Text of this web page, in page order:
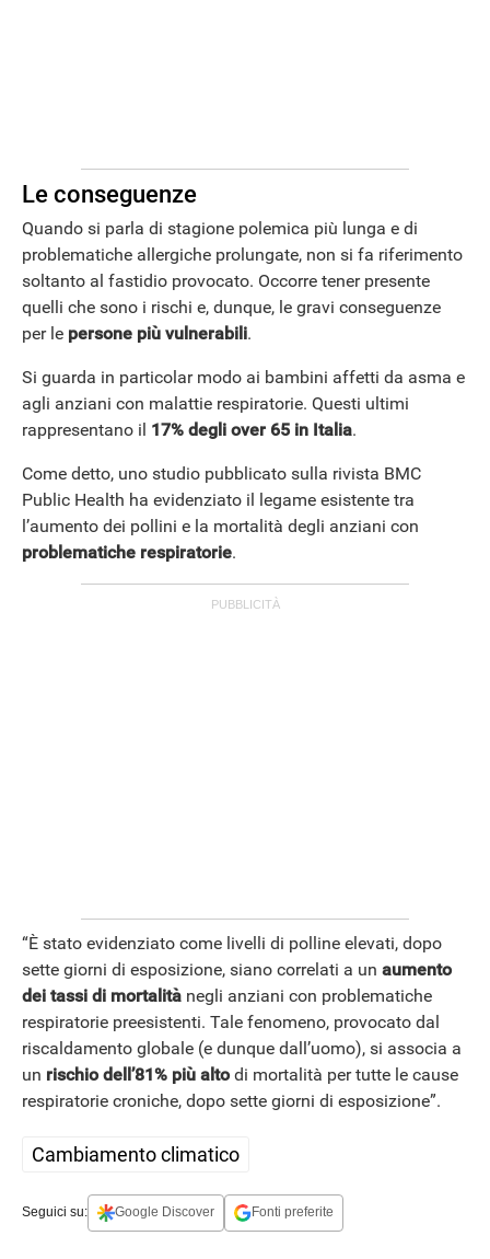
Le conseguenze
Quando si parla di stagione polemica più lunga e di
problematiche allergiche prolungate, non si fa riferimento
soltanto al fastidio provocato. Occorre tener presente
quelli che sono i rischi e, dunque, le gravi conseguenze
per le persone più vulnerabili.
Si guarda in particolar modo ai bambini affetti da asma e
agli anziani con malattie respiratorie. Questi ultimi
rappresentano il 17% degli over 65 in Italia.
Come detto, uno studio pubblicato sulla rivista BMC
Public Health ha evidenziato il legame esistente tra
l’aumento dei pollini e la mortalità degli anziani con
problematiche respiratorie.
“È stato evidenziato come livelli di polline elevati, dopo
sette giorni di esposizione, siano correlati a un aumento
dei tassi di mortalità negli anziani con problematiche
respiratorie preesistenti. Tale fenomeno, provocato dal
riscaldamento globale (e dunque dall’uomo), si associa a
un rischio dell’81% più altodi mortalità per tutte le cause
respiratorie croniche, dopo sette giorni di esposizione”.
Cambiamento climatico
Seguici su: Google Discover Fonti preferite